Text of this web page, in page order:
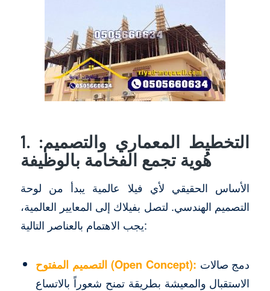
1. التخطيط المعماري والتصميم:
هُوية تجمع الفخامة بالوظيفة
الأساس الحقيقي لأي فيلا عالمية يبدأ من لوحة
التصميم الهندسي. لتصل بفيلاك إلى المعايير العالمية،
يجب الاهتمام بالعناصر التالية:
التصميم المفتوح (Open Concept):
الاستقبال والمعيشة بطريقة تمنح شعوراً بالاتساع